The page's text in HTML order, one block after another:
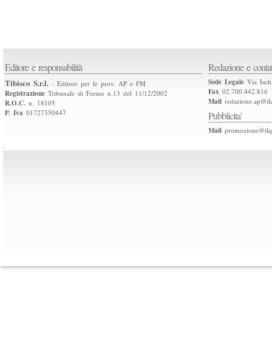
Editore e responsabilità
Tibisco S.r.l. - Editore per le prov. AP e FM
Registrazione Tribunale di Fermo n.13 del 11/12/2002
R.O.C. n. 18105
P. Iva 01727350447
Redazione e
Sede Legale Via
Fax 02.700.442.816
Mail
Pubblicita'
Mail
.